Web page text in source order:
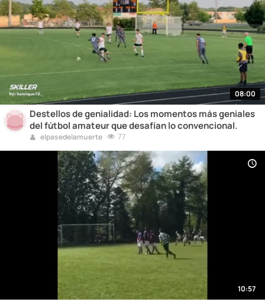
08:00
Destellos de genialidad: Los momentos más geniales
del fútbol amateur que desafían lo convencional.
elpasedelamuerte 77
10:57